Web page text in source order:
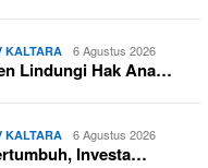
KALTARA 6 Agustus 2026
Lindungi Hak Ana…
KALTARA 6 Agustus 2026
Investa…